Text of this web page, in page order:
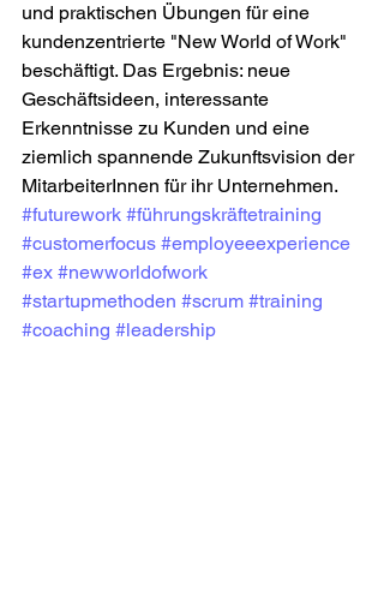
und praktischen Übungen für eine
kundenzentrierte "New World of Work"
beschäftigt. Das Ergebnis: neue
Geschäftsideen, interessante
Erkenntnisse zu Kunden und eine
ziemlich spannende Zukunftsvision der
MitarbeiterInnen für ihr Unternehmen.
#futurework #führungskräftetraining
#customerfocus #employeeexperience
#ex #newworldofwork
#startupmethoden #scrum #training
#coaching #leadership